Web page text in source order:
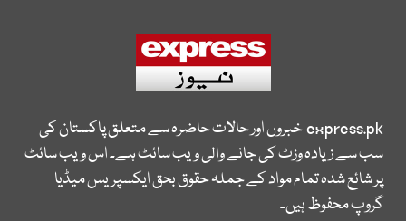
express.pkخبروں اور حالات حاضرہ سے متعلق پاکستان کی
سب سے زیادہ وزٹ کی جانے والی ویب سائٹ ہے۔ اس ویب سائٹ
پر شائع شدہ تمام مواد کے جملہ حقوق بحق ایکسپریس میڈیا
گروپ محفوظ ہیں۔